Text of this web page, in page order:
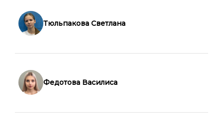
Тюльпакова Светлана
Федотова Василиса